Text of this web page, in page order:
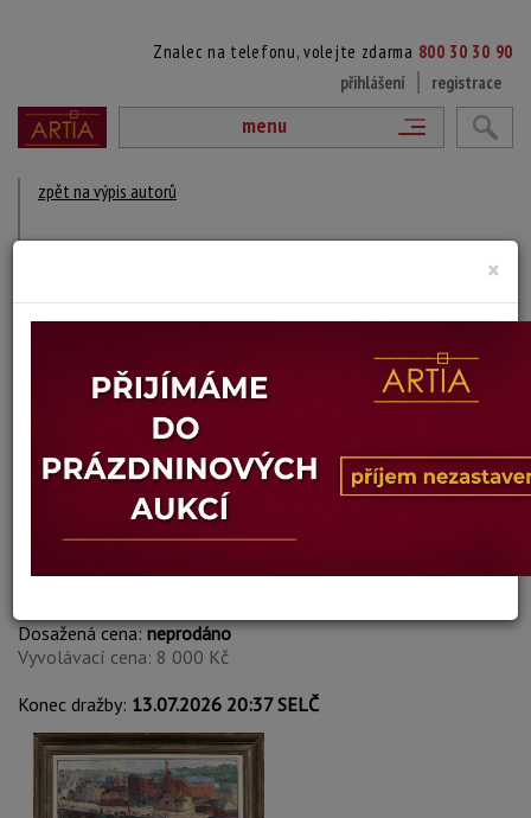
Znalec na telefonu, volejte zdarma 800 30 30 90
přihlášení
registrace
menu
zpět na výpis autorů
1881 Genarp - 1957
DÍLA V AUKCÍCH
Jurgen Wrangel
225. PŘÍSTAV V DIEP
Dosažená cena:neprodáno
Vyvolávací cena: 8 000 Kč
Konec dražby: 13.07.2026 20:37 SELČ
×